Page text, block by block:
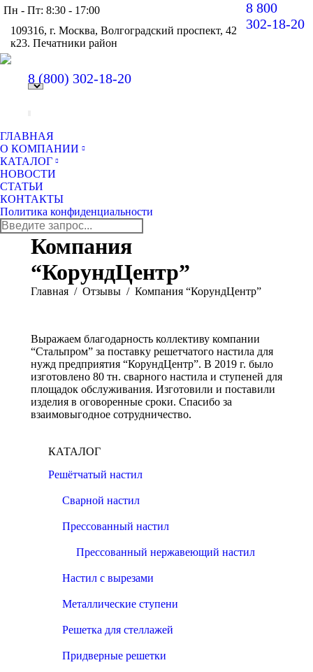
Пн - Пт: 8:30 - 17:00
109316, г. Москва, Волгоградский проспект, 42
к23. Печатники район
8 800
302-18-20
8 (800) 302-18-20
ГЛАВНАЯ
О КОМПАНИИ
КАТАЛОГ
НОВОСТИ
СТАТЬИ
КОНТАКТЫ
Политика конфиденциальности
Поиск:
Компания
“КорундЦентр”
Вы здесь:
Главная Отзывы Компания “КорундЦентр”
Выражаем благодарность коллективу компании
“Стальпром” за поставку решетчатого настила для
нужд предприятия “КорундЦентр”. В 2019 г. было
изготовлено 80 тн. сварного настила и ступеней для
площадок обслуживания. Изготовили и поставили
изделия в оговоренные сроки. Спасибо за
взаимовыгодное сотрудничество.
КАТАЛОГ
Решётчатый настил
Сварной настил
Прессованный настил
Прессованный нержавеющий настил
Настил с вырезами
Металлические ступени
Решетка для стеллажей
Придверные решетки